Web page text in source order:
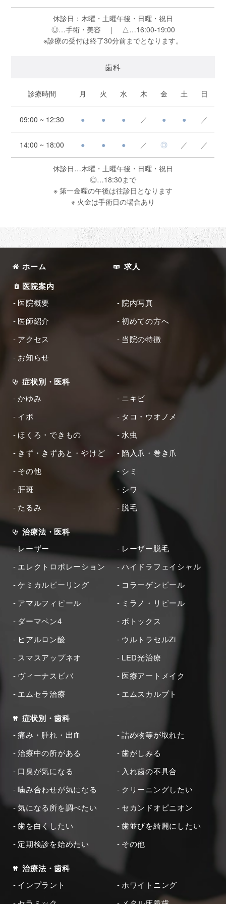
休診日：木曜・土曜午後・日曜・祝日
◎…手術・美容 ｜ △…16:00-19:00
※診療の受付は終了30分前までとなります。
歯科
診療時間 月 火 水 木 金 土 日
09:00 ~ 12:30 ● ● ● ／ ● ● ／
14:00 ~ 18:00 ● ● ● ／ ◎ ／ ／
休診日…木曜・土曜午後・日曜・祝日
◎…18:30まで
※ 第一金曜の午後は往診日となります
※ 火金は手術日の場合あり
ホーム
求人
医院案内
医院概要
院内写真
医師紹介
初めての方へ
アクセス
当院の特徴
お知らせ
症状別・医科
かゆみ
ニキビ
イボ
タコ・ウオノメ
ほくろ・できもの
水虫
きず・きずあと・やけど
陥入爪・巻き爪
その他
シミ
肝斑
シワ
たるみ
脱毛
治療法・医科
レーザー
レーザー脱毛
エレクトロポレーション
ハイドラフェイシャル
ケミカルピーリング
コラーゲンピール
アマルフィピール
ミラノ・リピール
ダーマペン4
ボトックス
ヒアルロン酸
ウルトラセルZi
スマスアップネオ
LED光治療
ヴィーナスビバ
医療アートメイク
エムセラ治療
エムスカルプト
症状別・歯科
痛み・腫れ・出血
詰め物等が取れた
治療中の所がある
歯がしみる
口臭が気になる
入れ歯の不具合
噛み合わせが気になる
クリーニングしたい
気になる所を調べたい
セカンドオピニオン
歯を白くしたい
歯並びを綺麗にしたい
定期検診を始めたい
その他
治療法・歯科
インプラント
ホワイトニング